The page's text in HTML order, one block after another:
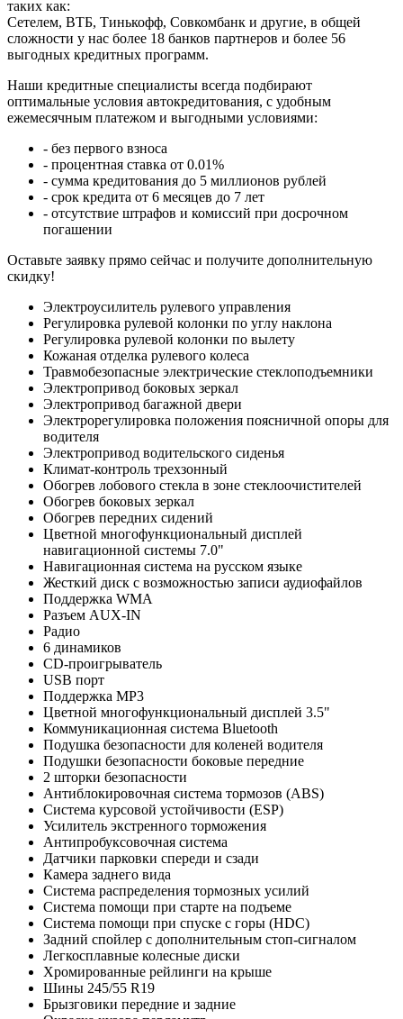
таких как:
Сетелем, ВТБ, Тинькофф, Совкомбанк и другие, в общей
сложности у нас более 18 банков партнеров и более 56
выгодных кредитных программ.
Наши кредитные специалисты всегда подбирают
оптимальные условия автокредитования, с удобным
ежемесячным платежом и выгодными условиями:
- без первого взноса
- процентная ставка от 0.01%
- сумма кредитования до 5 миллионов рублей
- срок кредита от 6 месяцев до 7 лет
- отсутствие штрафов и комиссий при досрочном
погашении
Оставьте заявку прямо сейчас и получите дополнительную
скидку!
Электроусилитель рулевого управления
Регулировка рулевой колонки по углу наклона
Регулировка рулевой колонки по вылету
Кожаная отделка рулевого колеса
Травмобезопасные электрические стеклоподъемники
Электропривод боковых зеркал
Электропривод багажной двери
Электрорегулировка положения поясничной опоры для
водителя
Электропривод водительского сиденья
Климат-контроль трехзонный
Обогрев лобового стекла в зоне стеклоочистителей
Обогрев боковых зеркал
Обогрев передних сидений
Цветной многофункциональный дисплей
навигационной системы 7.0"
Навигационная система на русском языке
Жесткий диск с возможностью записи аудиофайлов
Поддержка WMA
Разъем AUX-IN
Радио
6 динамиков
CD-проигрыватель
USB порт
Поддержка MP3
Цветной многофункциональный дисплей 3.5"
Коммуникационная система Bluetooth
Подушка безопасности для коленей водителя
Подушки безопасности боковые передние
2 шторки безопасности
Антиблокировочная система тормозов (ABS)
Система курсовой устойчивости (ESP)
Усилитель экстренного торможения
Антипробуксовочная система
Датчики парковки спереди и сзади
Камера заднего вида
Система распределения тормозных усилий
Система помощи при старте на подъеме
Система помощи при спуске с горы (HDC)
Задний спойлер с дополнительным стоп-сигналом
Легкосплавные колесные диски
Хромированные рейлинги на крыше
Шины 245/55 R19
Брызговики передние и задние